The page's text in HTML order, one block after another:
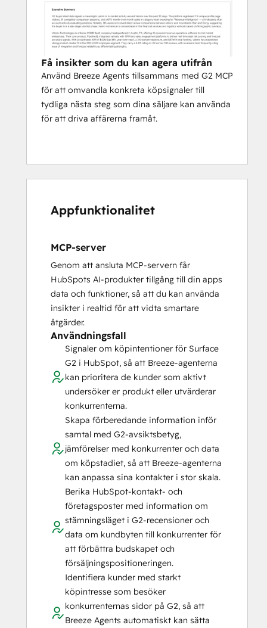
Få insikter som du kan agera utifrån
Använd Breeze Agents tillsammans med G2 MCP
för att omvandla konkreta köpsignaler till
tydliga nästa steg som dina säljare kan använda
för att driva affärerna framåt.
Appfunktionalitet
MCP-server
Genom att ansluta MCP-servern får
HubSpots AI-produkter tillgång till din apps
data och funktioner, så att du kan använda
insikter i realtid för att vidta smartare
åtgärder.
Användningsfall
Signaler om köpintentioner för Surface
G2 i HubSpot, så att Breeze-agenterna
kan prioritera de kunder som aktivt
undersöker er produkt eller utvärderar
konkurrenterna.
Skapa förberedande information inför
samtal med G2-avsiktsbetyg,
jämförelser med konkurrenter och data
om köpstadiet, så att Breeze-agenterna
kan anpassa sina kontakter i stor skala.
Berika HubSpot-kontakt- och
företagsposter med information om
stämningsläget i G2-recensioner och
data om kundbyten till konkurrenter för
att förbättra budskapet och
försäljningspositioneringen.
Identifiera kunder med starkt
köpintresse som besöker
konkurrenternas sidor på G2, så att
Breeze Agents automatiskt kan sätta